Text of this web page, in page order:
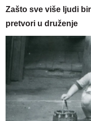
Zašto sve više ljudi
pretvori u druženje